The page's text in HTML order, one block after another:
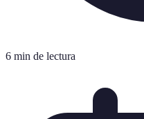
6 min de lectura